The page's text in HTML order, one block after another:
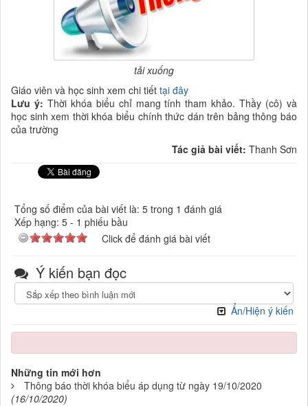
tải xuống
Giáo viên và học sinh xem chi tiết tại đây
Lưu ý: Thời khóa biểu chỉ mang tính tham khảo. Thầy (cô) và
học sinh xem thời khóa biểu chính thức dán trên bảng thông báo
của trường
Tác giả bài viết: Thanh Sơn
Tổng số điểm của bài viết là: 5 trong 1 đánh giá
Xếp hạng: 5 - 1 phiếu bầu
Click để đánh giá bài viết
Ý kiến bạn đọc
Ẩn/Hiện ý kiến
Những tin mới hơn
Thông báo thời khóa biểu áp dụng từ ngày 19/10/2020
(16/10/2020)